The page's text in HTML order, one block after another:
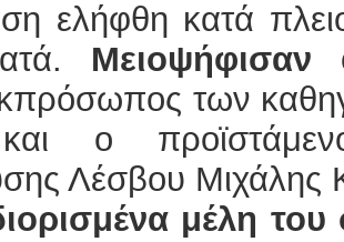
ελήφθη κατά
Μειοψήφισαν
των
ο
Λέσβου Μιχάλης
μέλη